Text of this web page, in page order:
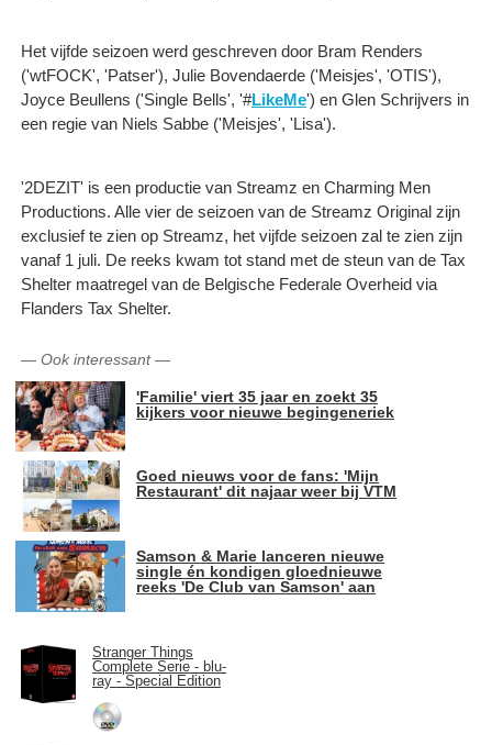
Het vijfde seizoen werd geschreven door Bram Renders
('wtFOCK', 'Patser'), Julie Bovendaerde ('Meisjes', 'OTIS'),
Joyce Beullens ('Single Bells', '#LikeMe') en Glen Schrijvers in
een regie van Niels Sabbe ('Meisjes', 'Lisa').
'2DEZIT' is een productie van Streamz en Charming Men
Productions. Alle vier de seizoen van de Streamz Original zijn
exclusief te zien op Streamz, het vijfde seizoen zal te zien zijn
vanaf 1 juli. De reeks kwam tot stand met de steun van de Tax
Shelter maatregel van de Belgische Federale Overheid via
Flanders Tax Shelter.
— Ook interessant—
'Familie' viert 35 jaar en zoekt 35
kijkers voor nieuwe begingeneriek
Goed nieuws voor de fans: 'Mijn
Restaurant' dit najaar weer bij VTM
Samson & Marie lanceren nieuwe
single én kondigen gloednieuwe
reeks 'De Club van Samson' aan
Stranger Things
Complete Serie - blu-
ray - Special Edition